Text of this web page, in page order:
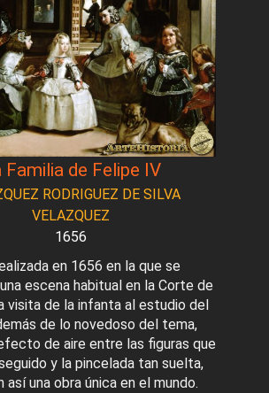
Familia de Felipe IV
RODRIGUEZ DE SILVA
VELAZQUEZ
1656
en 1656 en la que se
escena habitual en la Corte de
visita de la infanta al estudio del
de lo novedoso del tema,
de aire entre las figuras que
y la pincelada tan suelta,
así una obra única en el mundo.